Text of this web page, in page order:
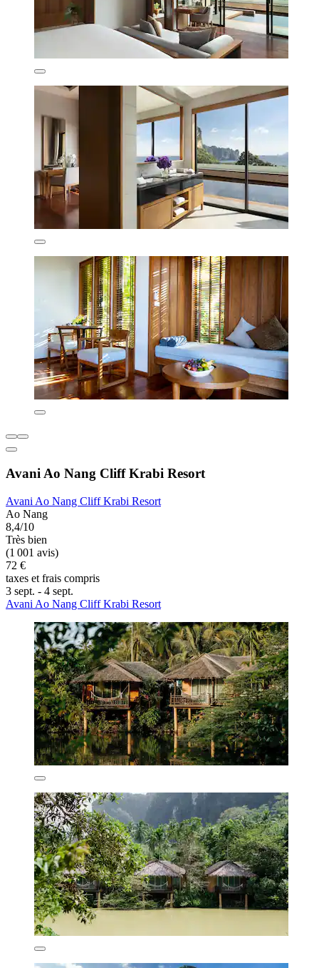
Avani Ao Nang Cliff Krabi Resort
Avani Ao Nang Cliff Krabi Resort
Ao Nang
8,4/10
Très bien
(1 001 avis)
72 €
taxes et frais compris
3 sept. - 4 sept.
Avani Ao Nang Cliff Krabi Resort